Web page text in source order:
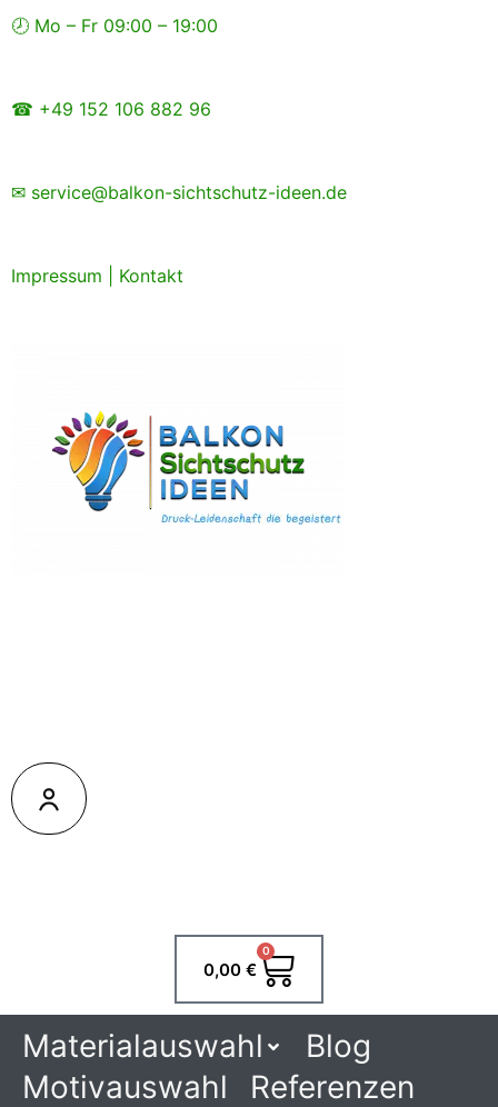
Zum
🕗 Mo – Fr 09:00 – 19:00
☎ +49 152 106 882 96
✉ service@balkon-sichtschutz-ideen.de
Impressum Kontakt
0,00 €
0
Warenkorb
Materialauswahl
Blog
Motivauswahl
Referenzen